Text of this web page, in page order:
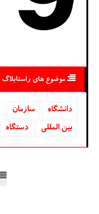
موضوع های راستابلاگ
دانشگاه‌ سازمان
بین المللی
دستگاه